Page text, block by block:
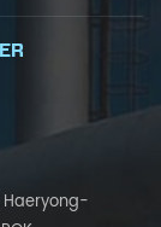
Haeryong-